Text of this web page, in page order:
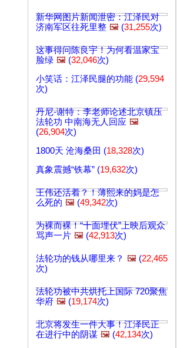
新华网图片新闻泄密：江泽民对
济南军区往死里整 🖼️ (31,255次)
这事得问陈良宇！为何看温家宝
脸绿 🖼️ (32,046次)
小笑话：江泽民腿的功能 (29,594
次)
丹尼-谢特：李老师论述北京镇压
法轮功 中南海无人回应 🖼️
(26,904次)
1800天 沧海桑田 (18,328次)
真象震撼“铁幕” (19,632次)
王伟还活着？！薄熙来的妈是怎
么死的 🖼️ (49,342次)
为裸而裸！“十面埋伏”上映后观众
骂声一片 🖼️ (42,913次)
法轮功的钱从哪里来？ 🖼️ (22,465
次)
法轮功被中共烘托上国际 720聚焦
华府 🖼️ (19,174次)
北京将发生一件大事！江泽民正
在进行中的阴谋 🖼️ (42,134次)